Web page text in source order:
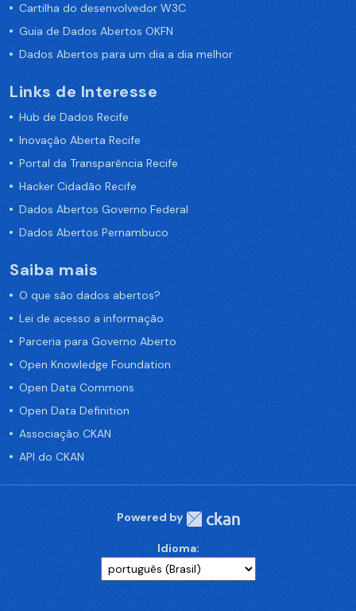
Cartilha do desenvolvedor W3C
Guia de Dados Abertos OKFN
Dados Abertos para um dia a dia melhor
Links de Interesse
Hub de Dados Recife
Inovação Aberta Recife
Portal da Transparência Recife
Hacker Cidadão Recife
Dados Abertos Governo Federal
Dados Abertos Pernambuco
Saiba mais
O que são dados abertos?
Lei de acesso a informação
Parceria para Governo Aberto
Open Knowledge Foundation
Open Data Commons
Open Data Definition
Associação CKAN
API do CKAN
Powered by
Idioma